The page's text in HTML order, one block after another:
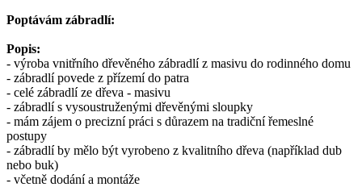
Poptávám zábradlí:
Popis:
- výroba vnitřního dřevěného zábradlí z masivu do rodinného domu
- zábradlí povede z přízemí do patra
- celé zábradlí ze dřeva - masivu
- zábradlí s vysoustruženými dřevěnými sloupky
- mám zájem o precizní práci s důrazem na tradiční řemeslné
postupy
- zábradlí by mělo být vyrobeno z kvalitního dřeva (například dub
nebo buk)
- včetně dodání a montáže